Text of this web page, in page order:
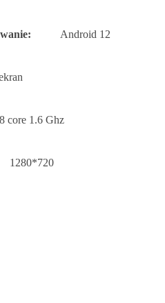
Android 12
core 1.6 Ghz
1280*720